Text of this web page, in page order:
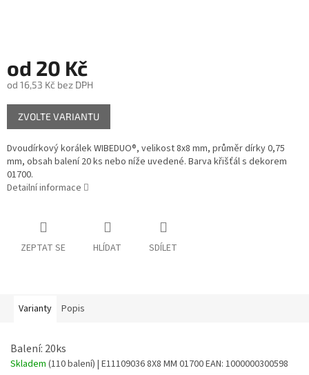
od 20 Kč
od 16,53 Kč bez DPH
Měrná
cena:
ZVOLTE VARIANTU
Dvoudírkový korálek WIBEDUO®, velikost 8x8 mm, průměr dírky 0,75
mm, obsah balení 20 ks nebo níže uvedené. Barva křišťál s dekorem
01700.
Detailní informace
ZEPTAT SE HLÍDAT SDÍLET
Varianty Popis
Balení: 20ks
Skladem (110 balení) | E11109036 8X8 MM 01700EAN: 1000000300598